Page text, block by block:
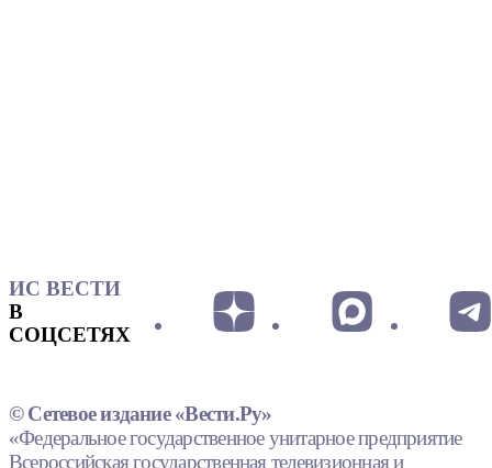
ИС ВЕСТИ
В
СОЦСЕТЯХ
© Сетевое издание «Вести.Ру»
«Федеральное государственное унитарное предприятие
Всероссийская государственная телевизионная и